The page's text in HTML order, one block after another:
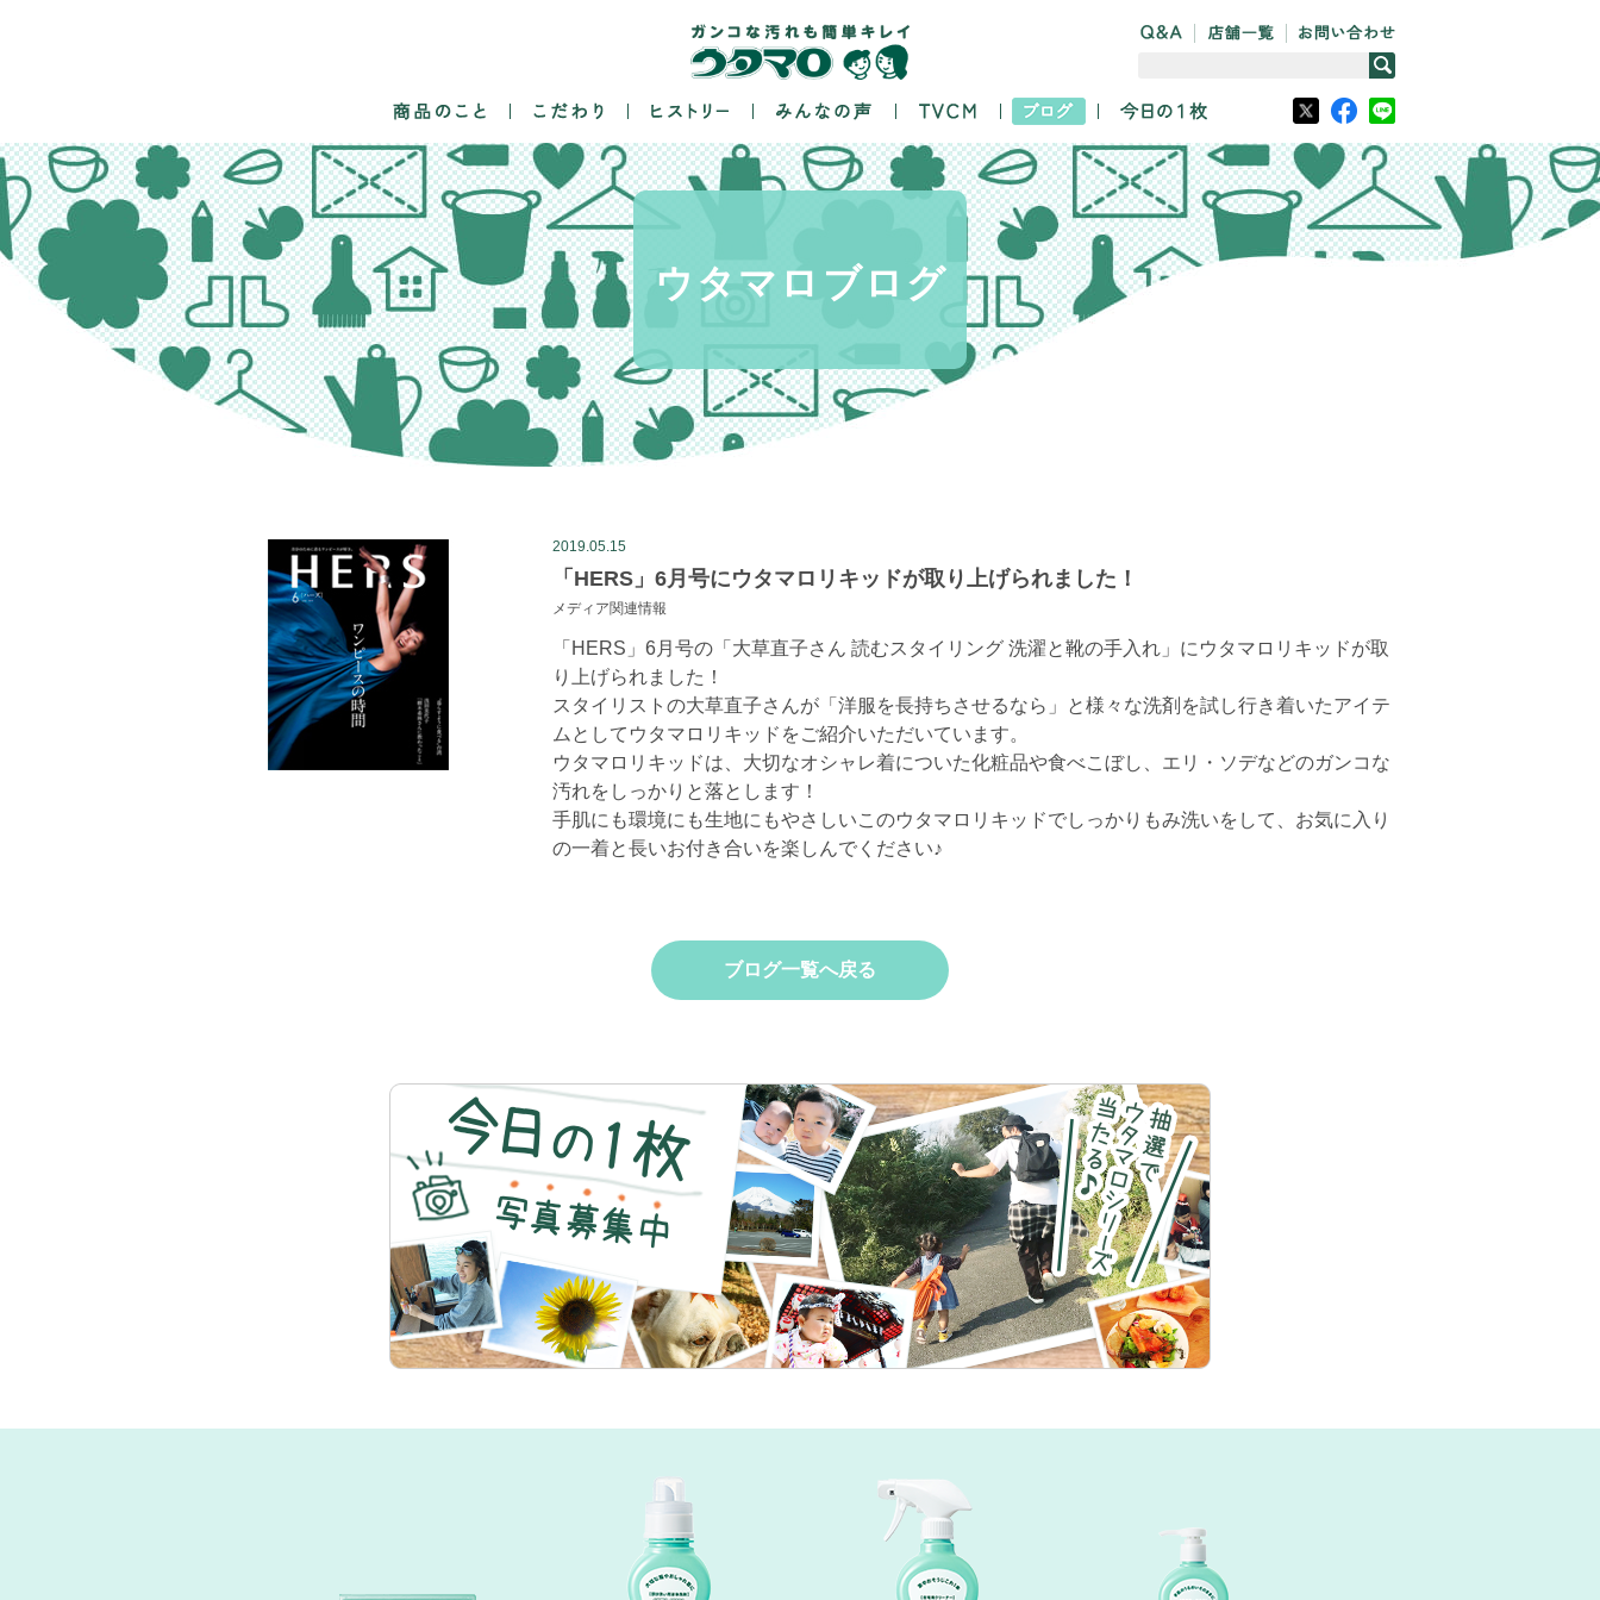
ウタマロ ブログ
2019.05.15
「HERS」6月号にウタマロリキッドが取り上げられました！
メディア関連情報
「HERS」6月号の「大草直子さん 読むスタイリング 洗濯と靴の手入れ」にウタマロリキッドが取
り上げられました！
スタイリストの大草直子さんが「洋服を長持ちさせるなら」と様々な洗剤を試し行き着いたアイテ
ムとしてウタマロリキッドをご紹介いただいています。
ウタマロリキッドは、大切なオシャレ着についた化粧品や食べこぼし、エリ・ソデなどのガンコな
汚れをしっかりと落とします！
手肌にも環境にも生地にもやさしいこのウタマロリキッドでしっかりもみ洗いをして、お気に入り
の一着と長いお付き合いを楽しんでください♪
ブログ一覧へ戻る